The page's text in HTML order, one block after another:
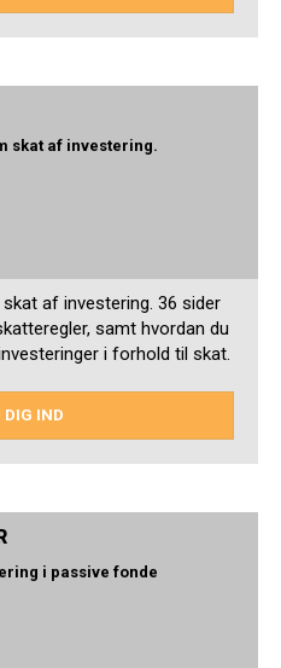
skat af investering.
af investering. 36 sider
samt hvordan du
i forhold til skat.
DIG IND
i passive fonde